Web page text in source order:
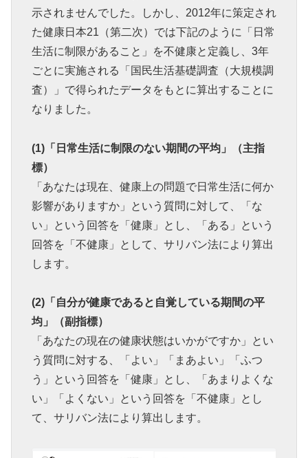
示されませんでした。しかし、2012年に策定され
た健康日本21（第二次）では下記のように「日常
生活に制限があること」を不健康と定義し、3年
ごとに実施される「国民生活基礎調査（大規模調
査）」で得られたデータをもとに算出することに
なりました。
(1)「日常生活に制限のない期間の平均」（主指
標）
「あなたは現在、健康上の問題で日常生活に何か
影響がありますか」という質問に対して、「な
い」という回答を「健康」とし、「ある」という
回答を「不健康」として、サリバン法により算出
します。
(2)「自分が健康であると自覚している期間の平
均」（副指標）
「あなたの現在の健康状態はいかがですか」とい
う質問に対する、「よい」「まあよい」「ふつ
う」という回答を「健康」とし、「あまりよくな
い」「よくない」という回答を「不健康」とし
て、サリバン法により算出します。